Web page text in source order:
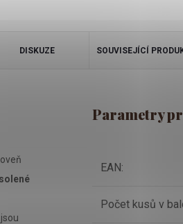
DISKUZE SOUVISEJÍCÍ
Parametry
EAN:
Počet kusů v